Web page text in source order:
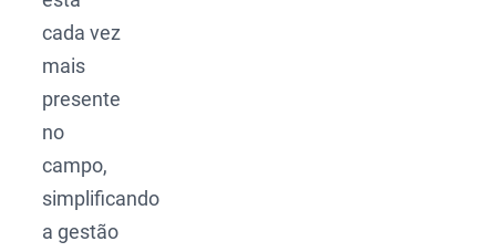
cada vez
mais
presente
no
campo,
simplificando
a gestão